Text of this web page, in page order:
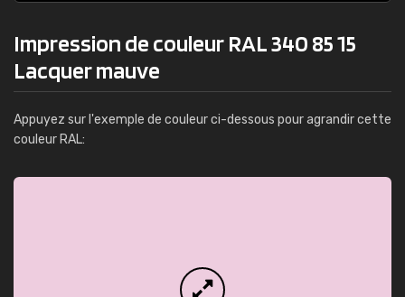
Impression de couleur RAL 340 85 15
Lacquer mauve
Appuyez sur l'exemple de couleur ci-dessous pour agrandir cette
couleur RAL: